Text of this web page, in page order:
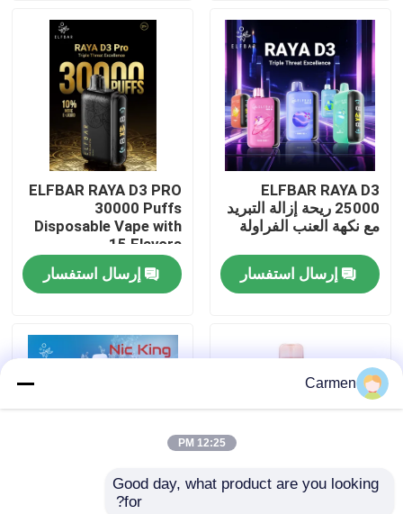
المنتجات
أشرطة فيديو
حول بنا
جولة في المعمل
ضبط الجودة
طلب اقتباس
ELFBAR RAYA D3
25000 ريحة إزالة التبريد
مع نكهة العنب الفراولة
إرسال استفسار
ELFBAR RAYA D3 PRO
30000 Puffs
Disposable Vape with
15 Flavors
إرسال استفسار
إلفبار نيكينغ نيكوتين
Carmen
12:25 PM
Good day, what product are you looking
for?